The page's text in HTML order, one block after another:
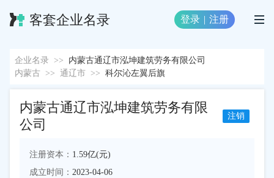
客套企业名录 登录 | 注册
企业名录 >>
内蒙古通辽市泓坤建筑劳务有限公司
内蒙古 >> 通辽市 >> 科尔沁左翼后旗
内蒙古通辽市泓坤建筑劳务有限
公司
注销
注册资本： 1.59亿(元)
成立时间： 2023-04-06